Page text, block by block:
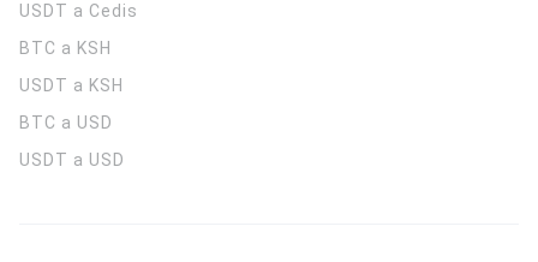
USDT a Cedis
BTC a KSH
USDT a KSH
BTC a USD
USDT a USD